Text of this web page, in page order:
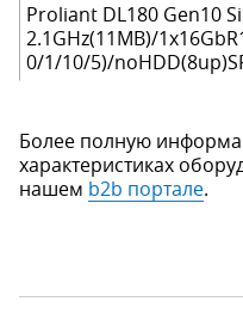
Proliant DL180 Gen10
2.1GHz(11MB)/
0/1/10/5)/
Более полную
характеристиках
нашем b2b портале.